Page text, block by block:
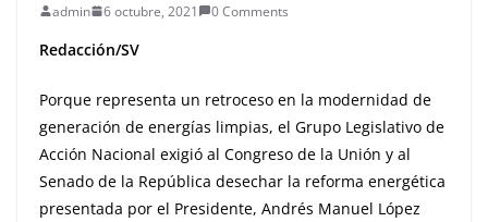
admin 6 octubre, 2021 0 Comments
Redacción/SV
Porque representa un retroceso en la modernidad de
generación de energías limpias, el Grupo Legislativo de
Acción Nacional exigió al Congreso de la Unión y al
Senado de la República desechar la reforma energética
presentada por el Presidente, Andrés Manuel López